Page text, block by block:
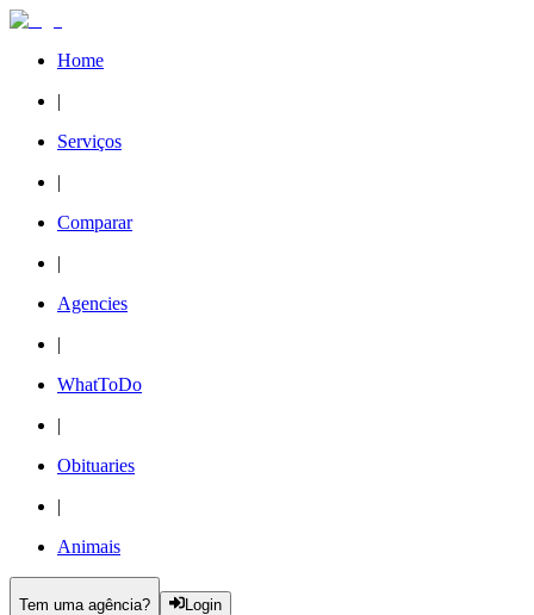
Home
|
Serviços
|
Comparar
|
Agencies
|
WhatToDo
|
Obituaries
|
Animais
Tem uma agência? Login